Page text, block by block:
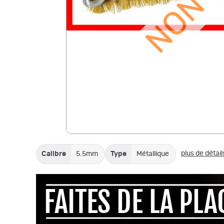
Calibre 5.5mm Type Métallique plus de